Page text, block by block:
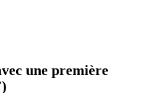
une première